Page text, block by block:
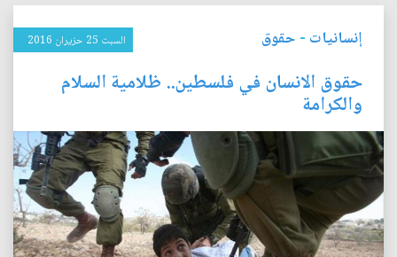
إنسانيات - حقوق السبت 25 حزيران 2016
حقوق الانسان في فلسطين.. ظلامية السلام
والكرامة